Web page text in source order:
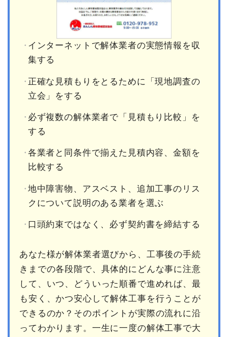
インターネットで解体業者の実態情報を収
集する
正確な見積もりをとるために「現地調査の
立会」をする
必ず複数の解体業者で「見積もり比較」を
する
各業者と同条件で揃えた見積内容、金額を
比較する
地中障害物、アスベスト、追加工事のリス
クについて説明のある業者を選ぶ
口頭約束ではなく、必ず契約書を締結する
あなた様が解体業者選びから、工事後の手続
きまでの各段階で、具体的にどんな事に注意
して、いつ、どういった順番で進めれば、最
も安く、かつ安心して解体工事を行うことが
できるのか？そのポイントが実際の流れに沿
ってわかります。一生に一度の解体工事で大